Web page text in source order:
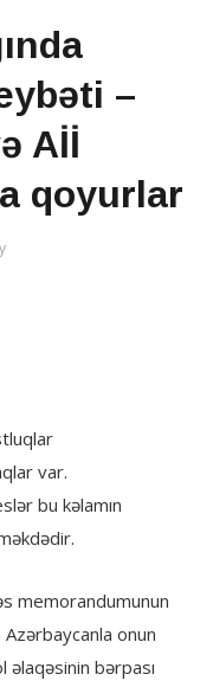
–
Aİİ
qoyurlar
var.
bu kəlamın
memorandumunun
Azərbaycanla onun
əlaqəsinin bərpası